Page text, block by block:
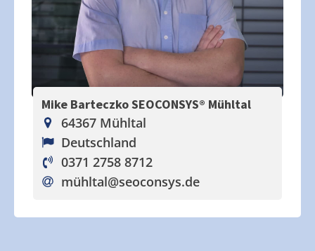
Mike Barteczko SEOCONSYS® Mühltal
64367 Mühltal
Deutschland
0371 2758 8712
mühltal@seoconsys.de